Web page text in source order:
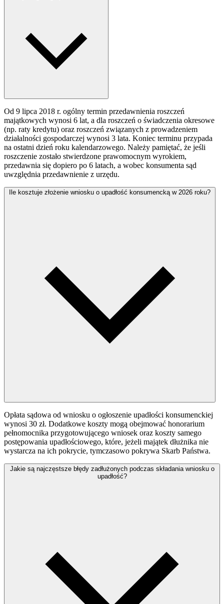
Od 9 lipca 2018 r. ogólny termin przedawnienia roszczeń
majątkowych wynosi 6 lat, a dla roszczeń o świadczenia okresowe
(np. raty kredytu) oraz roszczeń związanych z prowadzeniem
działalności gospodarczej wynosi 3 lata. Koniec terminu przypada
na ostatni dzień roku kalendarzowego. Należy pamiętać, że jeśli
roszczenie zostało stwierdzone prawomocnym wyrokiem,
przedawnia się dopiero po 6 latach, a wobec konsumenta sąd
uwzględnia przedawnienie z urzędu.
Ile kosztuje złożenie wniosku o upadłość konsumencką w 2026 roku?
Opłata sądowa od wniosku o ogłoszenie upadłości konsumenckiej
wynosi 30 zł. Dodatkowe koszty mogą obejmować honorarium
pełnomocnika przygotowującego wniosek oraz koszty samego
postępowania upadłościowego, które, jeżeli majątek dłużnika nie
wystarcza na ich pokrycie, tymczasowo pokrywa Skarb Państwa.
Jakie są najczęstsze błędy zadłużonych podczas składania wniosku o
upadłość?